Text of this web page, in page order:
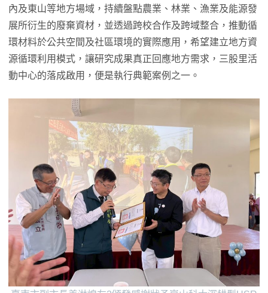
內及東山等地方場域，持續盤點農業、林業、漁業及能源發
展所衍生的廢棄資材，並透過跨校合作及跨域整合，推動循
環材料於公共空間及社區環境的實際應用，希望建立地方資
源循環利用模式，讓研究成果真正回應地方需求，三股里活
動中心的落成啟用，便是執行典範案例之一。